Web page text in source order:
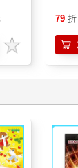
生意其實沒
常重要的環
79 折